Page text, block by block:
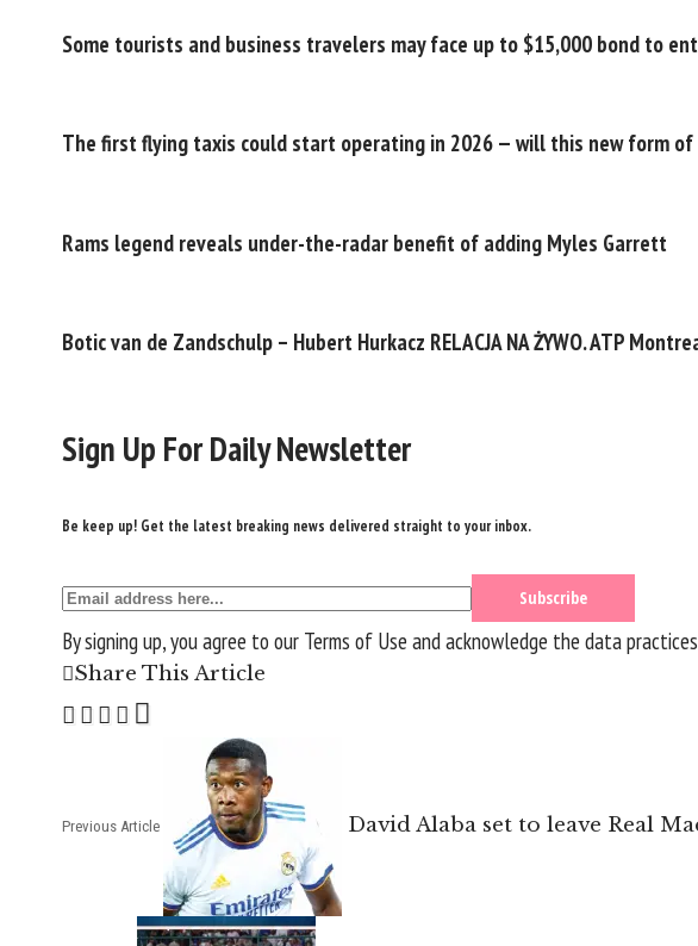
Some tourists and business travelers may face up to $15,000 bond to
The first flying taxis could start operating in 2026 — will this new form
Rams legend reveals under-the-radar benefit of adding Myles Garrett
Botic van de Zandschulp – Hubert Hurkacz RELACJA NA ŻYWO. ATP
Sign Up For Daily Newsletter
Be keep up! Get the latest breaking news delivered straight to your inbox.
By signing up, you agree to our Terms of Use and acknowledge the data
Share This Article
Previous Article David Alaba set to leave Real